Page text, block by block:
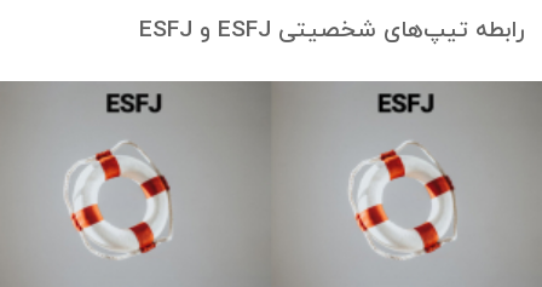
رابطه تیپ‌های شخصیتی ESFJ و ESFJ